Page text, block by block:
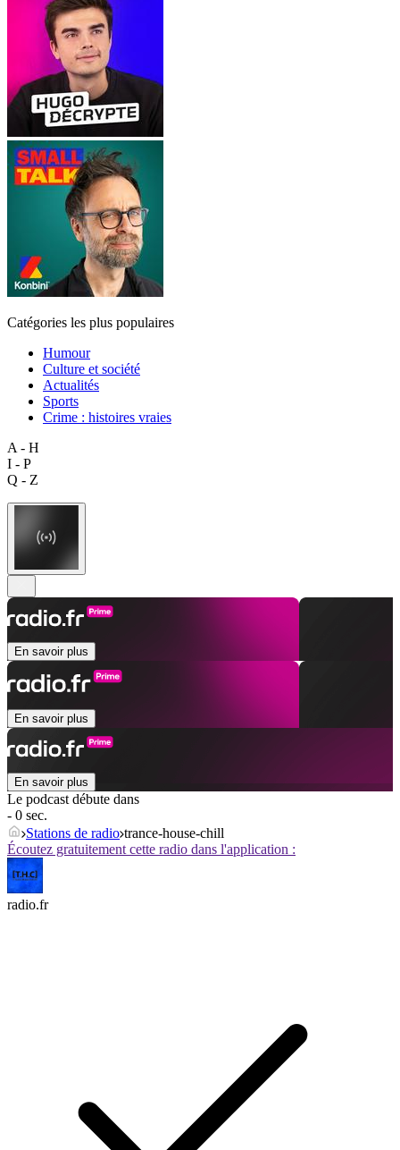
Catégories les plus populaires
Humour
Culture et société
Actualités
Sports
Crime : histoires vraies
A - H
I - P
Q - Z
En savoir plus
En savoir plus
En savoir plus
Le podcast débute dans
- 0 sec.
Stations de radio trance-house-chill
Écoutez gratuitement cette radio dans l'application :
radio.fr